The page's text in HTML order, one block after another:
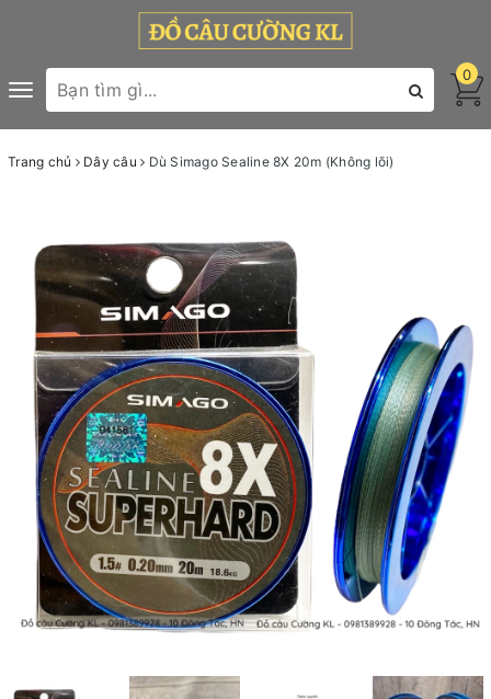
Toggle
navigation
0
Trang chủ Dây câu Dù Simago Sealine 8X 20m (Không lõi)